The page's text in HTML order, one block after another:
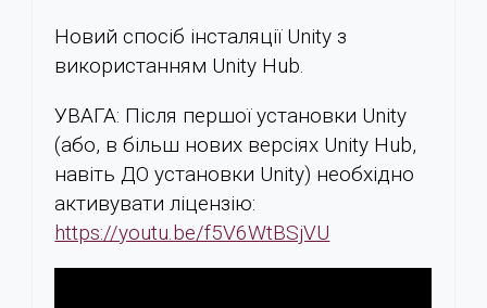
Новий спосіб інсталяції Unity з
використанням Unity Hub.
УВАГА: Після першої установки Unity
(або, в більш нових версіях Unity Hub,
навіть ДО установки Unity) необхідно
активувати ліцензію:
https://youtu.be/f5V6WtBSjVU